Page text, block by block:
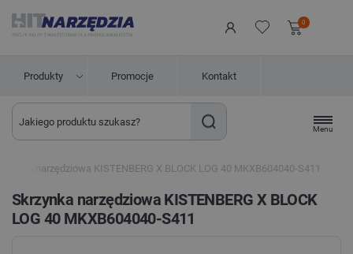
0
Produkty Promocje Kontakt
Menu
narzędziowa KISTENBERG X BLOCK LOG 40 MKXB604040-S411
Skrzynka narzędziowa KISTENBERG X BLOCK
LOG 40 MKXB604040-S411